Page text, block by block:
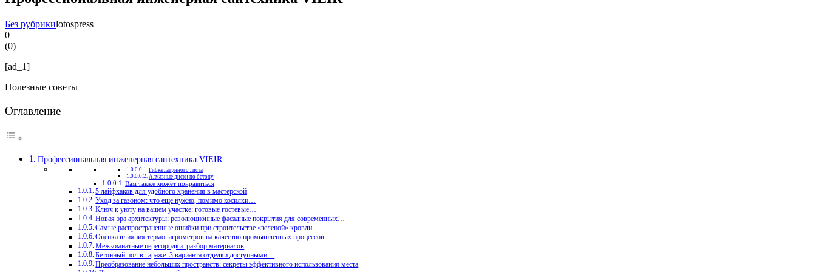
Без рубрикиlotospress
0
(0)
[ad_1]
Полезные советы
Оглавление
Профессиональная инженерная сантехника VIEIR
Гибка латунного листа
Алмазные диски по бетону
Вам также может понравиться
5 лайфхаков для удобного хранения в мастерской
Уход за газоном: что еще нужно, помимо косилки…
Ключ к уюту на вашем участке: готовые гостевые…
Новая эра архитектуры: революционные фасадные покрытия для современных…
Самые распространенные ошибки при строительстве «зеленой» кровли
Оценка влияния термогигрометров на качество промышленных процессов
Межкомнатные перегородки: разбор материалов
Бетонный пол в гараже: 3 варианта отделки доступными…
Преобразование небольших пространств: секреты эффективного использования места